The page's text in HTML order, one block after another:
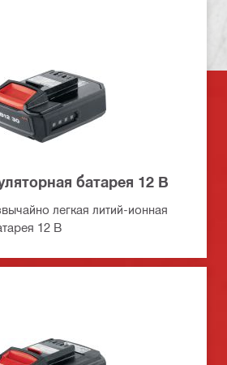
батарея 12 В
легкая литий-ионная
12 В